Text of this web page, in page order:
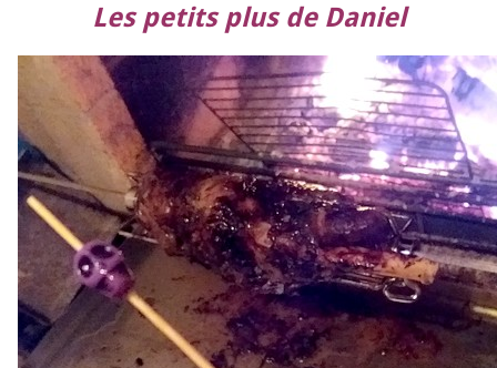
Les petits plus de Daniel